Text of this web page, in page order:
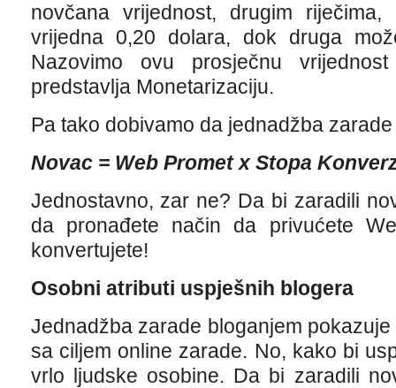
novčana vrijednost, drugim
vrijedna 0,20 dolara, dok druga
Nazovimo ovu prosječnu
predstavlja Monetarizaciju.
Pa tako dobivamo da jednadžba
Novac = Web Promet x Stopa
Jednostavno, zar ne? Da bi zaradili
da pronađete način da privućete
konvertujete!
Osobni atributi uspješnih blogera
Jednadžba zarade bloganjem
sa ciljem online zarade. No, kako bi
vrlo ljudske osobine. Da bi zaradili